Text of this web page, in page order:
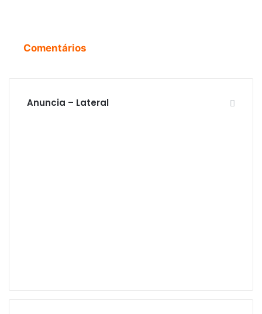
Comentários
Anuncia – Lateral